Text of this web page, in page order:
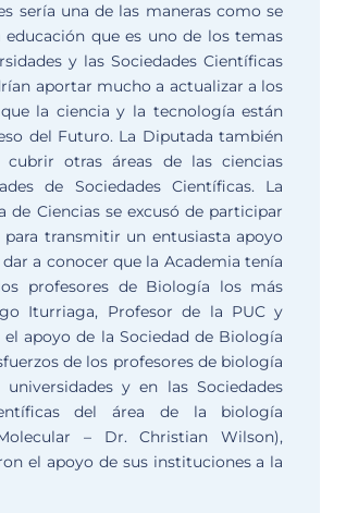
sería una de las maneras como se
que es uno de los temas
y las Sociedades Científicas
aportar mucho a actualizar a los
la ciencia y la tecnología están
del Futuro. La Diputada también
otras áreas de las ciencias
de Sociedades Científicas. La
de Ciencias se excusó de participar
transmitir un entusiasta apoyo
a conocer que la Academia tenía
profesores de Biología los más
Iturriaga, Profesor de la PUC y
apoyo de la Sociedad de Biología
de los profesores de biología
y en las Sociedades
del área de la biología
– Dr. Christian Wilson),
el apoyo de sus instituciones a la